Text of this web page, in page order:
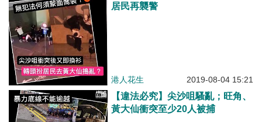
居民再襲警
港人花生 2019-08-04 15:21
【違法必究】尖沙咀騷亂；旺角、
黃大仙衝突至少20人被捕